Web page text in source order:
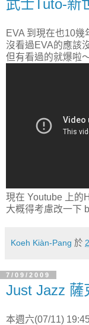
武士Tuto-新
EVA 到現在也10幾
沒看過EVA的應該
但有看過的就爆啦
現在 Youtube 上的
大概得考慮改一下
Koeh Kiàn-Pang 於
7/09/2009
Just Jazz 薩
本週六(07/11)